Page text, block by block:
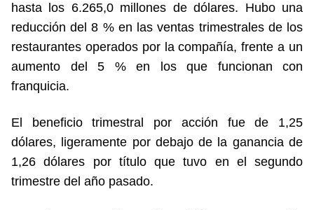
hasta los 6.265,0 millones de dólares. Hubo una
reducción del 8 % en las ventas trimestrales de los
restaurantes operados por la compañía, frente a un
aumento del 5 % en los que funcionan con
franquicia.
El beneficio trimestral por acción fue de 1,25
dólares, ligeramente por debajo de la ganancia de
1,26 dólares por título que tuvo en el segundo
trimestre del año pasado.